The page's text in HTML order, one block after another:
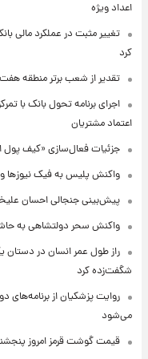
اعداد ویژه
کرد
تقدیر از شعب برتر منطقه
اجرای برنامه تحول بانک با
اعتماد مشتریان
جزئیات فعال‌سازی «کیف پول
واکنش پلیس به فیک نیوزها و
پیش‌بینی جنجالی احسان
واکنش سحر دولتشاهی به
شگفت‌زده کرد
روایت پزشکیان از
می‌شود
قیمت گوشت قرمز امروز پنجشنبه ۱۵ مرداد ۱۴۰۵